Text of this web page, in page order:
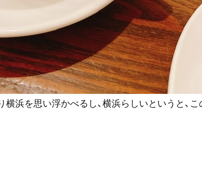
横浜を思い浮かべるし、横浜らしいというと、